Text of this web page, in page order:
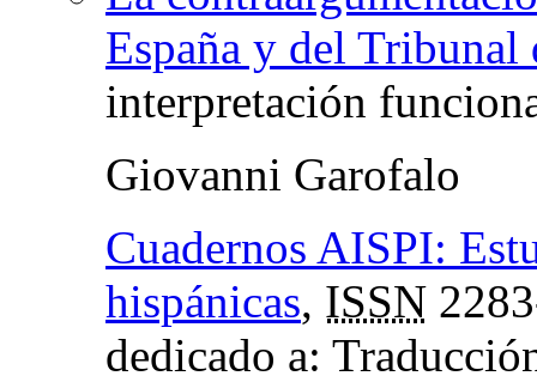
España y del Tribunal
interpretación
Giovanni Garofalo
Cuadernos AISPI:
hispánicas, ISSN
dedicado a: